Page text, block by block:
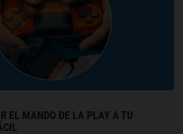
EL MANDO DE LA PLAY A TU